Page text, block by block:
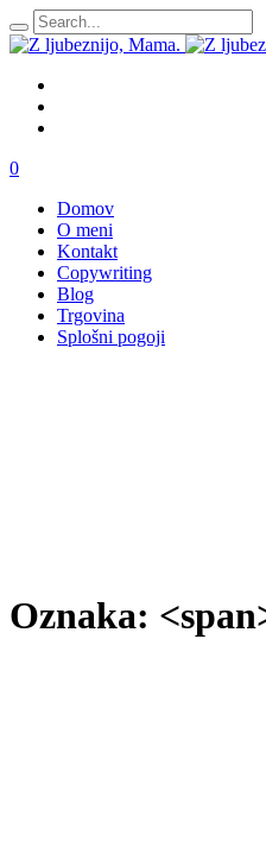
0
Domov
O meni
Kontakt
Copywriting
Blog
Trgovina
Splošni pogoji
Oznaka: